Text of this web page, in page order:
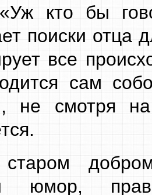
кто бы
поиски
все
сам
не смотря
юмор,